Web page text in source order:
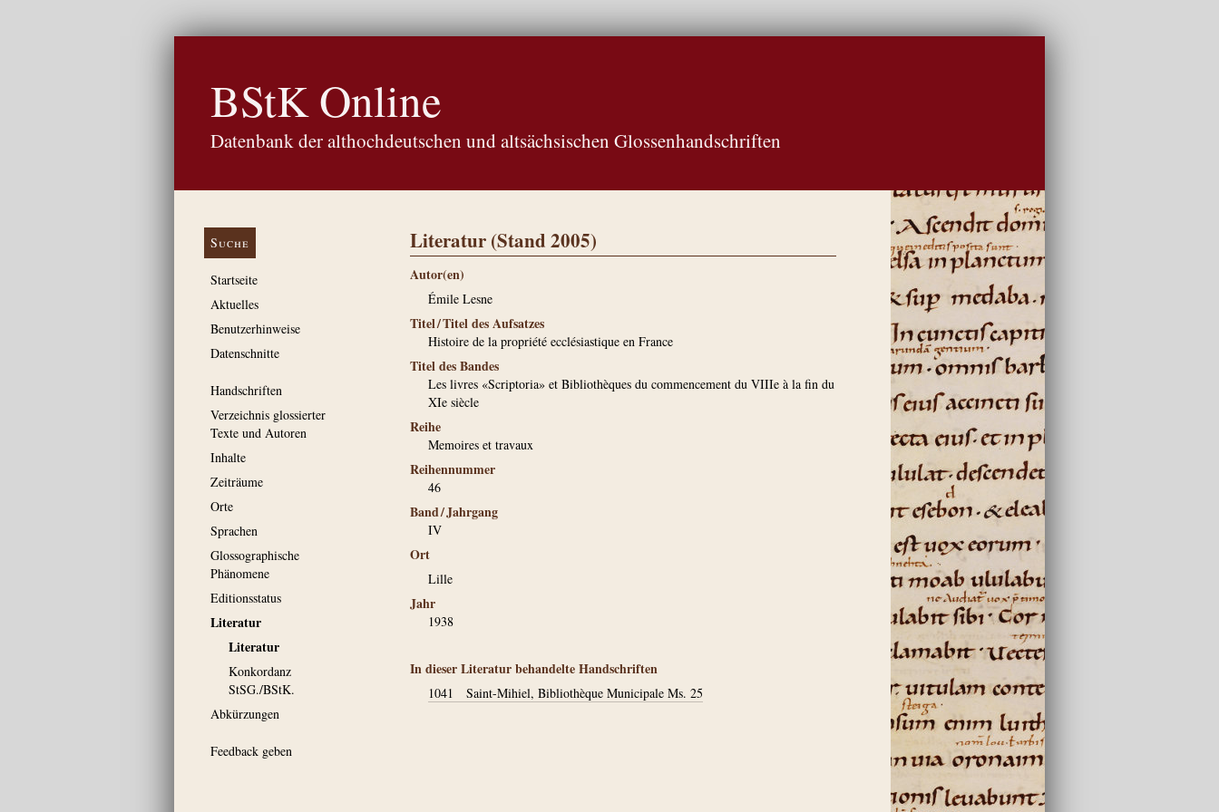
BStK Online
Datenbank der althochdeutschen und altsächsischen Glossenhandschriften
Suche
Startseite
Aktuelles
Benutzerhinweise
Datenschnitte
Handschriften
Verzeichnis glossierter
Texte und Autoren
Inhalte
Zeiträume
Orte
Sprachen
Glossographische
Phänomene
Editionsstatus
Literatur
Literatur
Konkordanz
StSG./BStK.
Abkürzungen
Feedback geben
Literatur (Stand 2005)
Autor(en)
Émile Lesne
Titel / Titel des Aufsatzes
Histoire de la propriété ecclésiastique en France
Titel des Bandes
Les livres «Scriptoria» et Bibliothèques du commencement du VIIIe à la fin du
XIe siècle
Reihe
Memoires et travaux
Reihennummer
46
Band / Jahrgang
IV
Ort
Lille
Jahr
1938
In dieser Literatur behandelte Handschriften
1041 Saint-Mihiel, Bibliothèque Municipale Ms. 25